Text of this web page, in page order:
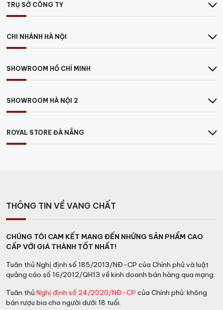
TRỤ SỞ CÔNG TY
CHI NHÁNH HÀ NỘI
SHOWROOM HỒ CHÍ MINH
SHOWROOM HÀ NỘI 2
ROYAL STORE ĐÀ NẴNG
THÔNG TIN VỀ VANG CHẤT
CHÚNG TÔI CAM KẾT MANG ĐẾN NHỮNG SẢN PHẨM CAO
CẤP VỚI GIÁ THÀNH TỐT NHẤT!
Tuân thủ Nghị định số 185/2013/NĐ-CP của Chính phủ và luật
quảng cáo số 16/2012/QH13 về kinh doanh bán hàng qua mạng.
Tuân thủ Nghị định số 24/2020/NĐ-CP của Chính phủ: không
bán rượu bia cho người dưới 18 tuổi.